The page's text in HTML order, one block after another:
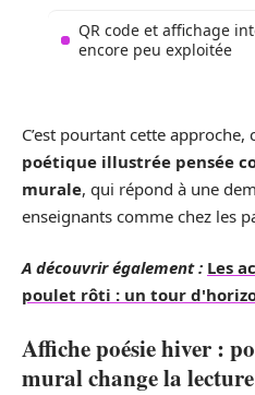
QR code et affichage
encore peu exploitée
C’est pourtant cette approche,
poétique illustrée pensée
murale, qui répond à une
enseignants comme chez les
A découvrir également : Les
poulet rôti : un tour
Affiche poésie hiver :
mural change la